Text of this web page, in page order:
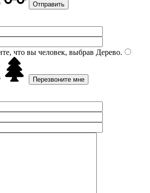
что вы человек, выбрав Дерево.